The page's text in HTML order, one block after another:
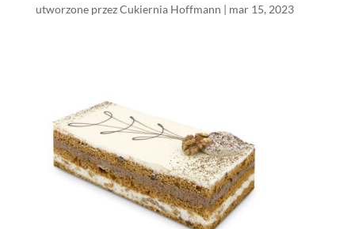
utworzone przezCukiernia Hoffmann | mar 15, 2023